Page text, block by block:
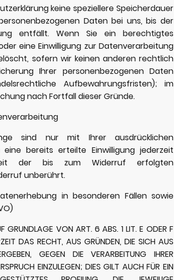
keine speziellere Speicherdauer
Daten bei uns, bis der
entfällt. Wenn Sie ein berechtigtes
eine Einwilligung zur Datenverarbeitung
sofern wir keinen anderen rechtlich
Ihrer personenbezogenen Daten
Aufbewahrungsfristen); im
nach Fortfall dieser Gründe.
sind nur mit Ihrer ausdrücklichen
eine bereits erteilte Einwilligung jederzeit
der bis zum Widerruf erfolgten
unberührt.
in besonderen Fällen sowie
GRUNDLAGE VON ART. 6 ABS. 1 LIT. E ODER F
DAS RECHT, AUS GRÜNDEN, DIE SICH AUS
GEGEN DIE VERARBEITUNG IHRER
EINZULEGEN; DIES GILT AUCH FÜR EIN